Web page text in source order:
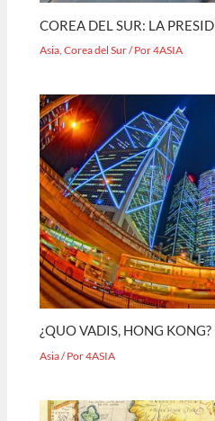
COREA DEL SUR: LA
Asia,Corea del Sur/ Por4ASIA
¿QUO VADIS, HONG KONG?
Asia/ Por4ASIA